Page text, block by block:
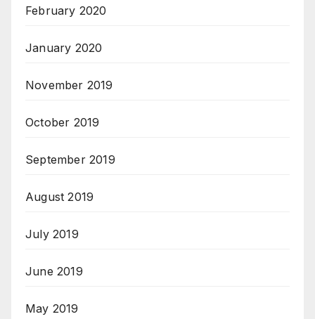
February 2020
January 2020
November 2019
October 2019
September 2019
August 2019
July 2019
June 2019
May 2019